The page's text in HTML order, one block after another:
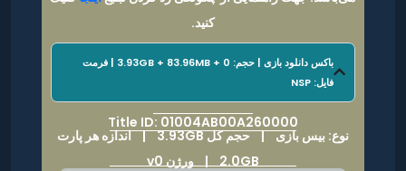
کنید.
باکس دانلود بازی | حجم: 3.93GB + 83.96MB + 0 | فرمت
فایل: NSP
Title ID: 01004AB00A260000
نوع: بیس بازی | حجم کل 3.93GB | اندازه هر پارت
2.0GB | ورژن v0